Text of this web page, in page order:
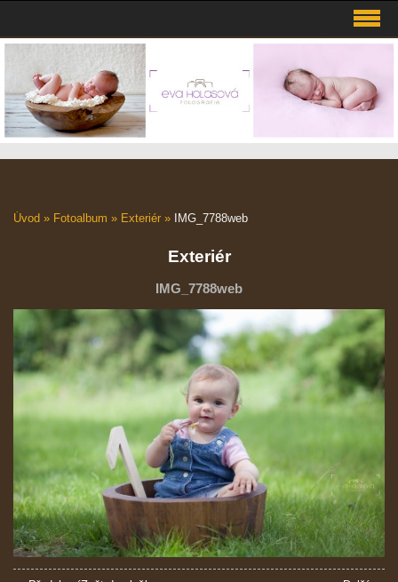
Úvod » Fotoalbum » Exteriér » IMG_7788web
Exteriér
IMG_7788web